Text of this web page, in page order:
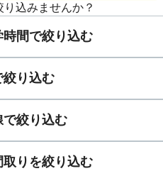
り込みませんか？
間で絞り込む
絞り込む
絞り込む
りを絞り込む